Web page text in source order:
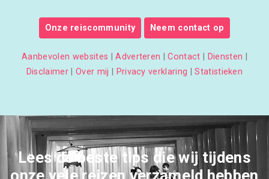
Onze reiscommunity Neem contact op
Aanbevolen websites |Adverteren |Contact Diensten
Disclaimer |Over mij Privacy verklaring |Statistieken
Lees de beste tips die wij tijdens
onze vele reizen verzameld hebben